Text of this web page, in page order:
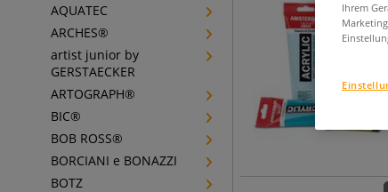
AQUATEC
ARCHES®
artist junior by
GERSTAECKER
ARTOGRAPH®
BIC®
BOB ROSS®
BORCIANI e BONAZZI
BOTZ
Ihrem